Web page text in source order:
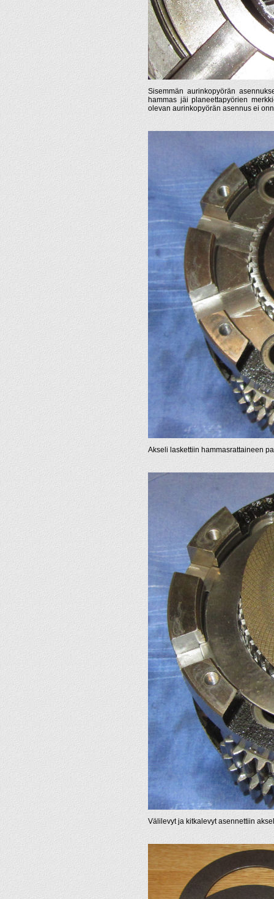
Sisemmän aurinkopyörän
hammas jäi planeettapyörien
olevan aurinkopyörän asennus ei
Akseli laskettiin hammasrattaineen
Välilevyt ja kitkalevyt asennettiin